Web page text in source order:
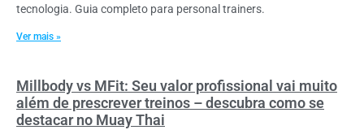
tecnologia. Guia completo para personal trainers.
Ver mais »
Millbody vs MFit: Seu valor profissional vai muito
além de prescrever treinos – descubra como se
destacar no Muay Thai